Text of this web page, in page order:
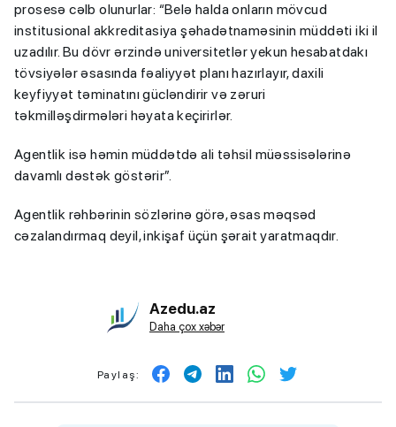
prosesə cəlb olunurlar: “Belə halda onların mövcud
institusional akkreditasiya şəhadətnaməsinin müddəti iki il
uzadılır. Bu dövr ərzində universitetlər yekun hesabatdakı
tövsiyələr əsasında fəaliyyət planı hazırlayır, daxili
keyfiyyət təminatını gücləndirir və zəruri
təkmilləşdirmələri həyata keçirirlər.
Agentlik isə həmin müddətdə ali təhsil müəssisələrinə
davamlı dəstək göstərir”.
Agentlik rəhbərinin sözlərinə görə, əsas məqsəd
cəzalandırmaq deyil, inkişaf üçün şərait yaratmaqdır.
Azedu.az
Daha çox xəbər
Paylaş: